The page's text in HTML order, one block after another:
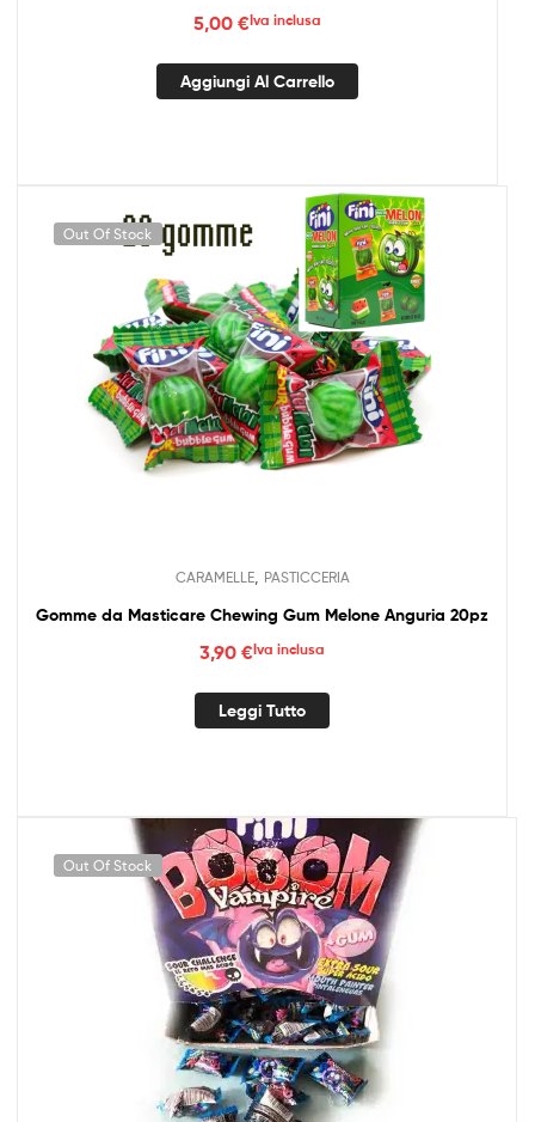
5,00 €Iva inclusa
Aggiungi Al Carrello
Out Of Stock
CARAMELLE, PASTICCERIA
Gomme da Masticare Chewing Gum Melone Anguria 20pz
3,90 €Iva inclusa
Leggi Tutto
Out Of Stock